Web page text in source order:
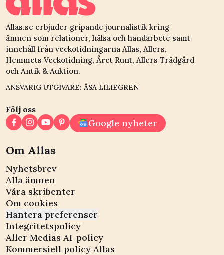
Allas.se erbjuder gripande journalistik kring
ämnen som relationer, hälsa och handarbete samt
innehåll från veckotidningarna Allas, Allers,
Hemmets Veckotidning, Året Runt, Allers Trädgård
och Antik & Auktion.
ANSVARIG UTGIVARE: ÅSA LILIEGREN
Följ oss
Google nyheter
Om Allas
Nyhetsbrev
Alla ämnen
Våra skribenter
Om cookies
Hantera preferenser
Integritetspolicy
Aller Medias AI-policy
Kommersiell policy Allas